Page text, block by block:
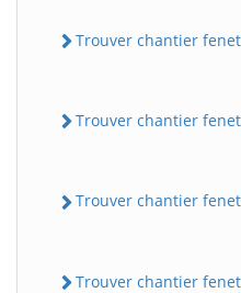
Trouver chantier
Trouver chantier
Trouver chantier
Trouver chantier